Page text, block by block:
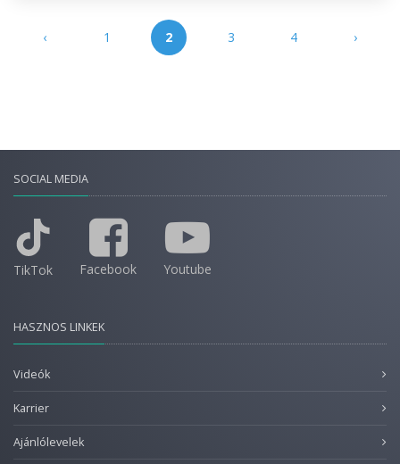
‹ 1 2 3 4 ›
SOCIAL MEDIA
TikTok Facebook Youtube
HASZNOS LINKEK
Videók
Karrier
Ajánlólevelek